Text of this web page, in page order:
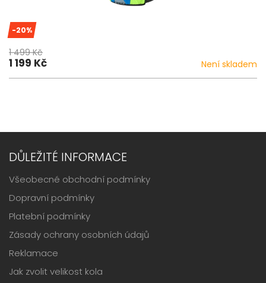
-20%
1 499 Kč
1 199 Kč Není skladem
DŮLEŽITÉ INFORMACE
Všeobecné obchodní podmínky
Dopravní podmínky
Platební podmínky
Zásady ochrany osobních údajů
Reklamace
Jak zvolit velikost kola